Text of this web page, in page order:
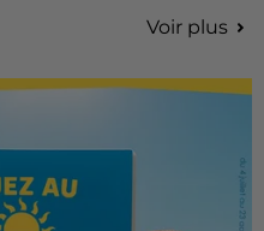
Voir plus